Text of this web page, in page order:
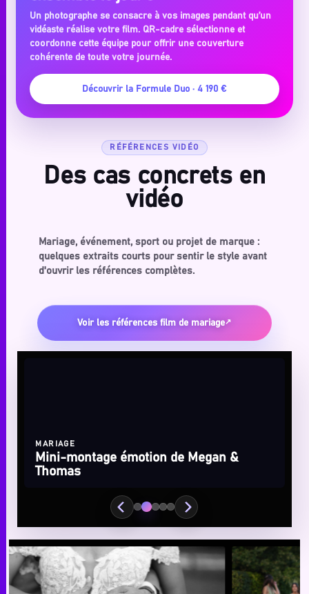
Un photographe se consacre à vos images pendant qu’un
vidéaste réalise votre film. QR-cadre sélectionne et
coordonne cette équipe pour offrir une couverture
cohérente de toute votre journée.
Découvrir la Formule Duo · 4 190 €
RÉFÉRENCES VIDÉO
Des cas concrets en
vidéo
Mariage, événement, sport ou projet de marque :
quelques extraits courts pour sentir le style avant
d'ouvrir les références complètes.
Voir les références film de mariage
MARIAGE
Mini-montage émotion de Megan &
Thomas